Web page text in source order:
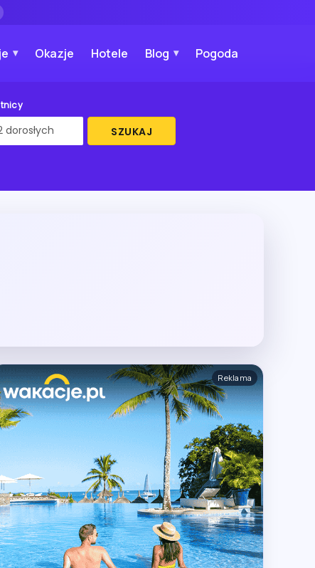
Okazje Hotele Blog Pogoda
SZUKAJ
Reklama